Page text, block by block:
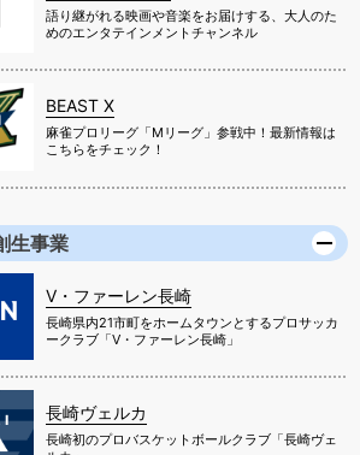
語り継がれる映画や音楽をお届けする、大人のた
めのエンタテインメントチャンネル
BEAST X
麻雀プロリーグ「Mリーグ」参戦中！最新情報は
こちらをチェック！
生事業
V・ファーレン長崎
長崎県内21市町をホームタウンとするプロサッカ
ークラブ「V・ファーレン長崎」
長崎ヴェルカ
長崎初のプロバスケットボールクラブ「長崎ヴェ